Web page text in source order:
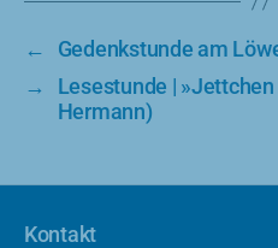
←
Gedenkstunde am
→
Lesestunde | »Jettchen
Hermann)
Kontakt